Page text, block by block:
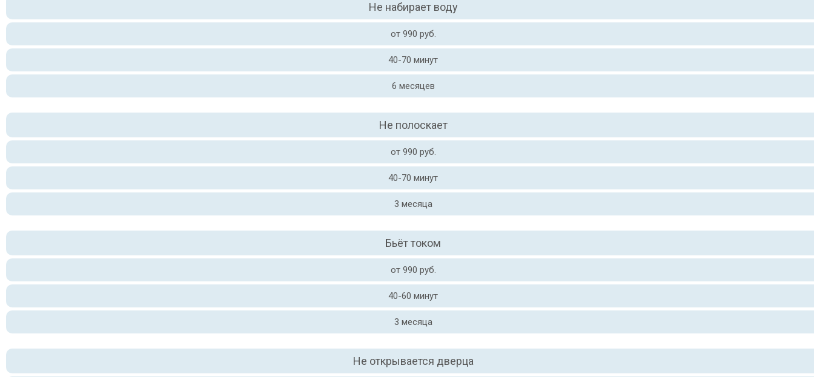
Не набирает воду
от 990 руб.
40-70 минут
6 месяцев
Не полоскает
от 990 руб.
40-70 минут
3 месяца
Бьёт током
от 990 руб.
40-60 минут
3 месяца
Не открывается дверца